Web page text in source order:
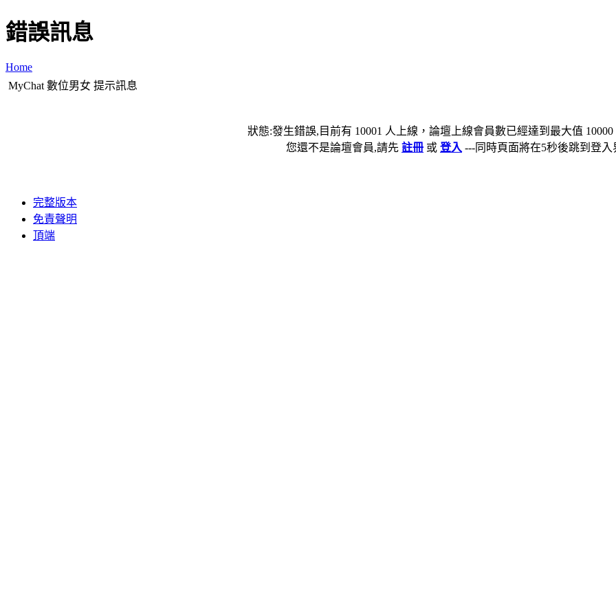
錯誤訊息
Home
MyChat 數位男女 提示訊息
狀態:發生錯誤,目前有 10001 人上線，論壇上線會員數已經達到最大值
您還不是論壇會員,請先 註冊 或 登入 ---同時頁面將在5秒後跳到登入
完整版本
免責聲明
頂端